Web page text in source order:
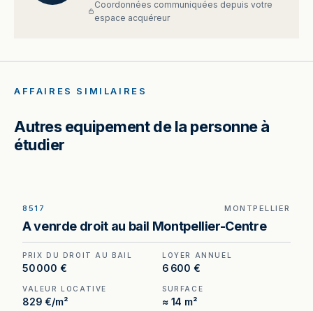
Coordonnées communiquées depuis votre
espace acquéreur
AFFAIRES SIMILAIRES
Autres equipement de la personne à
étudier
Droit au bail à vendre à Montpellier, au prix de 50
000 €. (Honoraires à la charge du cédant).
8517 MONTPELLIER
A venrde droit au bail Montpellier-Centre
PRIX DU DROIT AU BAIL
50 000 €
LOYER ANNUEL
6 600 €
VALEUR LOCATIVE
829 €/m²
SURFACE
≈ 14 m²